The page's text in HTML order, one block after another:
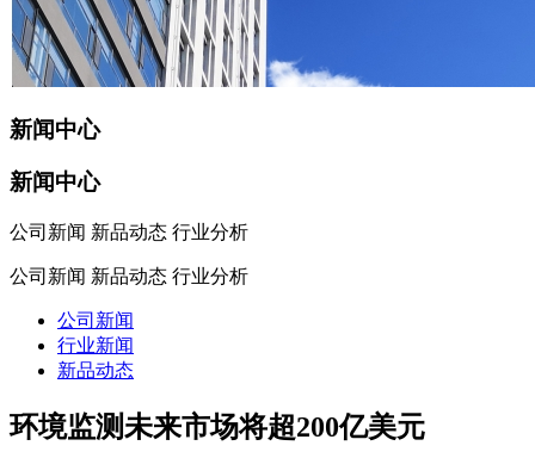
新闻中心
新闻中心
公司新闻 新品动态 行业分析
公司新闻 新品动态 行业分析
公司新闻
行业新闻
新品动态
环境监测未来市场将超200亿美元